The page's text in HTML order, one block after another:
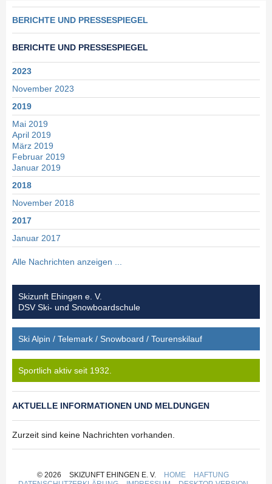
Navigation
BERICHTE UND PRESSESPIEGEL
BERICHTE UND PRESSESPIEGEL
2023
November 2023
2019
Mai 2019
April 2019
März 2019
Februar 2019
Januar 2019
2018
November 2018
2017
Januar 2017
Oktober 2016
Januar 2016
2015
Dezember 2015
November 2015
Oktober 2015
März 2015
Februar 2015
November 2014
Mai 2014
März 2014
Alle Nachrichten anzeigen ...
Skizunft Ehingen e. V.
DSV Ski- und Snowboardschule
Ski Alpin / Telemark / Snowboard / Tourenskilauf
Sportlich aktiv seit 1932.
AKTUELLE INFORMATIONEN UND MELDUNGEN
Zurzeit sind keine Nachrichten vorhanden.
© 2026 SKIZUNFT EHINGEN E. V. HOME
HAFTUNG